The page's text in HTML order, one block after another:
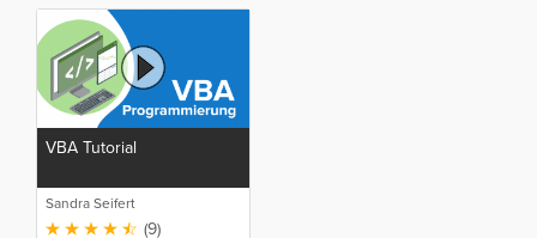
VBA Tutorial
Sandra Seifert
(9)